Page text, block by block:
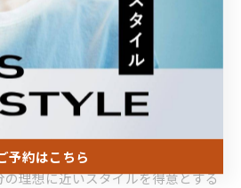
ンズ美容室が支持される大きな要因
い美容室探しの方法
挑戦する場合、失敗を避けるために
ビフォーアフター写真を確認しまし
理想に近いスタイルを得意とする
予約はこちら